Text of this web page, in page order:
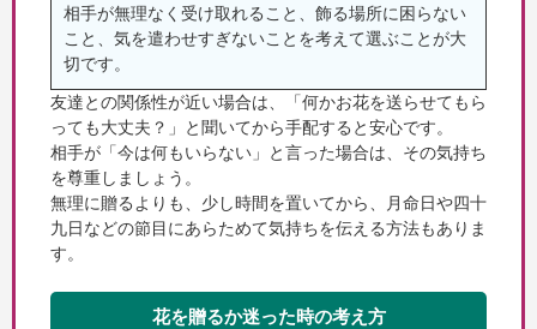
相手が無理なく受け取れること、飾る場所に困らない
こと、気を遣わせすぎないことを考えて選ぶことが大
切です。
友達との関係性が近い場合は、「何かお花を送らせてもら
っても大丈夫？」と聞いてから手配すると安心です。
相手が「今は何もいらない」と言った場合は、その気持ち
を尊重しましょう。
無理に贈るよりも、少し時間を置いてから、月命日や四十
九日などの節目にあらためて気持ちを伝える方法もありま
す。
花を贈るか迷った時の考え方